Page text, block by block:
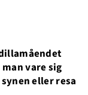
vare sig
eller resa